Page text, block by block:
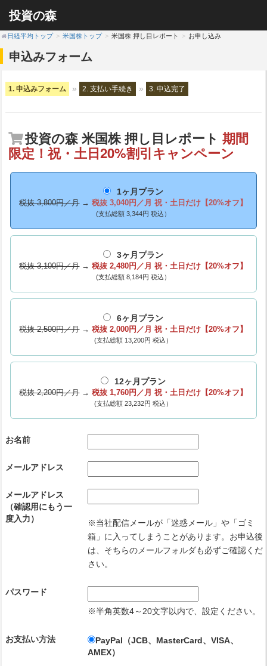
投資の森
日経平均トップ 米国株トップ 米国株 押し目レポート お申し込み
申込みフォーム
1. 申込みフォーム 2. 支払い手続き 3. 申込完了
投資の森 米国株 押し目レポート期間
限定！祝・土日20%割引キャンペーン
1ヶ月プラン
税抜 3,800円／月→税抜 3,040円／月 祝・土日だけ【20%オフ】
(支払総額 3,344円 税込）
3ヶ月プラン
税抜 3,100円／月→税抜 2,480円／月 祝・土日だけ【20%オフ】
(支払総額 8,184円 税込）
6ヶ月プラン
税抜 2,500円／月→税抜 2,000円／月 祝・土日だけ【20%オフ】
(支払総額 13,200円 税込）
12ヶ月プラン
税抜 2,200円／月→税抜 1,760円／月 祝・土日だけ【20%オフ】
(支払総額 23,232円 税込）
お名前
メールアドレス
メールアドレス
（確認用にもう一
度入力）
※当社配信メールが「迷惑メール」や「ゴミ
箱」に入ってしまうことがあります。お申込後
は、そちらのメールフォルダも必ずご確認くだ
さい。
パスワード
※半角英数4～20文字以内で、設定ください。
お支払い方法
PayPal（JCB、MasterCard、VISA、
AMEX）